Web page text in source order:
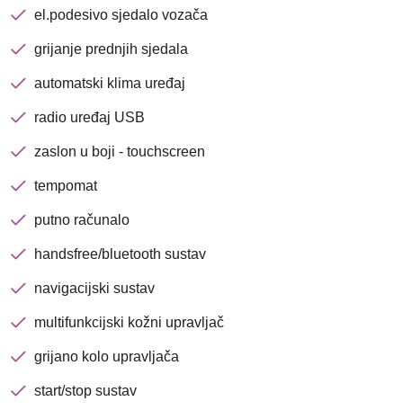
el.podesivo sjedalo vozača
grijanje prednjih sjedala
automatski klima uređaj
radio uređaj USB
zaslon u boji - touchscreen
tempomat
putno računalo
handsfree/bluetooth sustav
navigacijski sustav
multifunkcijski kožni upravljač
grijano kolo upravljača
start/stop sustav
Nova lokacija - Slavonska
avenija 102, Resnik
Brza pretraga